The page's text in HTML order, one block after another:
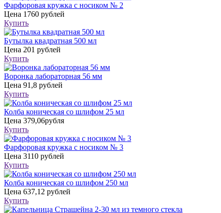
Фарфоровая кружка с носиком № 2
Цена 1760 рублей
Купить
Бутылка квадратная 500 мл
Цена 201 рублей
Купить
Воронка лабораторная 56 мм
Цена 91,8 рублей
Купить
Колба коническая со шлифом 25 мл
Цена 379,06рубля
Купить
Фарфоровая кружка с носиком № 3
Цена 3110 рублей
Купить
Колба коническая со шлифом 250 мл
Цена 637,12 рублей
Купить